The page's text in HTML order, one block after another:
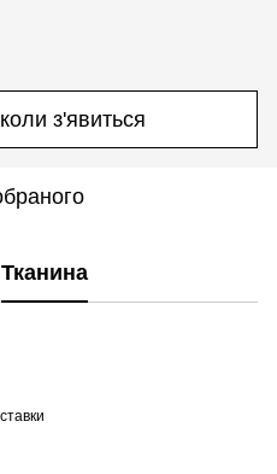
з'явиться
Тканина